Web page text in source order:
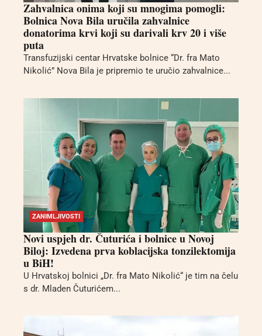
Zahvalnica onima koji su mnogima pomogli:
Bolnica Nova Bila uručila zahvalnice
donatorima krvi koji su darivali krv 20 i više
puta
Transfuzijski centar Hrvatske bolnice “Dr. fra Mato
Nikolić” Nova Bila je pripremio te uručio zahvalnice...
ZANIMLJIVOSTI
Novi uspjeh dr. Čuturića i bolnice u Novoj
Biloj: Izvedena prva koblacijska tonzilektomija
u BiH!
U Hrvatskoj bolnici „Dr. fra Mato Nikolić“ je tim na čelu
s dr. Mladen Čuturićem...